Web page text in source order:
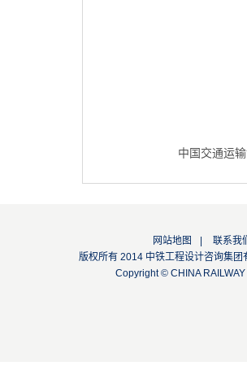
中国交通运
网站地图
联系我
版权所有 2014 中铁工程设计咨询
Copyright © CHINA